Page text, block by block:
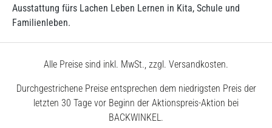
Ausstattung fürs Lachen Leben Lernen in Kita, Schule und
Familienleben.
Alle Preise sind inkl. MwSt., zzgl. Versandkosten.
Durchgestrichene Preise entsprechen dem niedrigsten Preis der
letzten 30 Tage vor Beginn der Aktionspreis-Aktion bei
BACKWINKEL.